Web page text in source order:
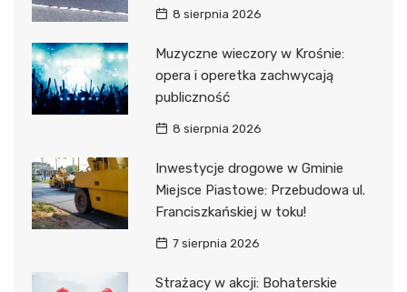
8 sierpnia 2026
Muzyczne wieczory w Krośnie:
opera i operetka zachwycają
publiczność
8 sierpnia 2026
Inwestycje drogowe w Gminie
Miejsce Piastowe: Przebudowa ul.
Franciszkańskiej w toku!
7 sierpnia 2026
Strażacy w akcji: Bohaterskie